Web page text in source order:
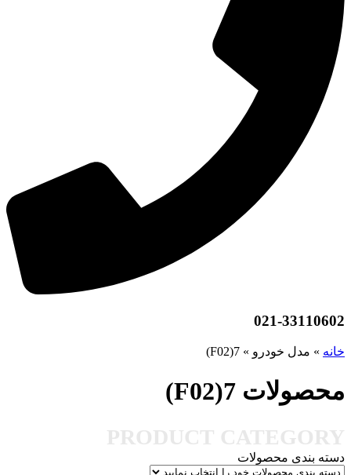
021-33110602
خانه » مدل خودرو »
7(F02)
محصولات 7(F02)
دسته بندی محصولات